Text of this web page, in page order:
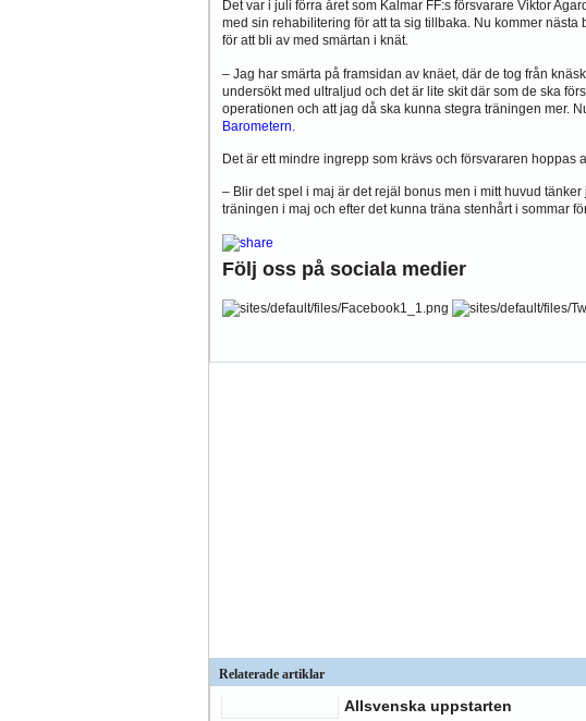
Det var i juli förra året som Kalmar FF:s försvarare Viktor
med sin rehabilitering för att ta sig tillbaka. Nu kommer
för att bli av med smärtan i knät.
– Jag har smärta på framsidan av knäet, där de tog från
undersökt med ultraljud och det är lite skit där som de ska
operationen och att jag då ska kunna stegra träningen mer.
Barometern.
Det är ett mindre ingrepp som krävs och försvararen
– Blir det spel i maj är det rejäl bonus men i mitt huvud
träningen i maj och efter det kunna träna stenhårt i sommar
Följ oss på sociala medier
Relaterade artiklar
Allsvenska uppstarten